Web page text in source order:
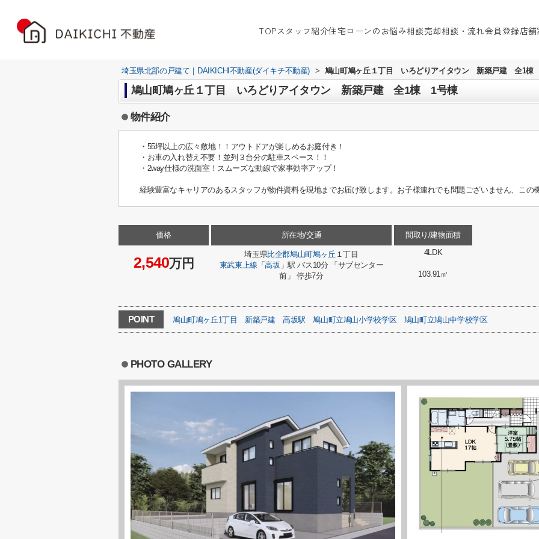
TOPスタッフ紹介住宅ローンのお悩み相談売却相談・流れ会員登録店
埼玉県北部の戸建て｜DAIKICHI不動産(ダイキチ不動産) > 鳩山町鳩ヶ丘１丁目 いろどりアイタウン 新築戸建 全1棟
鳩山町鳩ヶ丘１丁目 いろどりアイタウン 新築戸建 全1棟 1号棟
物件紹介
・55坪以上の広々敷地！！アウトドアが楽しめるお庭付き！
・お車の入れ替え不要！並列３台分の駐車スペース！！
・2way仕様の洗面室！スムーズな動線で家事効率アップ！
経験豊富なキャリアのあるスタッフが物件資料を現地までお届け致します。お子様連れでも問題ございません、この
価格
2,540万円
所在地/交通
埼玉県比企郡鳩山町鳩ヶ丘 １丁目
東武東上線 「高坂 」駅 バス10分 「サブセンター
前」 停歩7分
間取り/建物面積
4LDK
103.91㎡
POINT 鳩山町鳩ヶ丘1丁目 新築戸建 高坂駅 鳩山町立鳩山小学校学区 鳩山町立鳩山中学校学区
PHOTO GALLERY